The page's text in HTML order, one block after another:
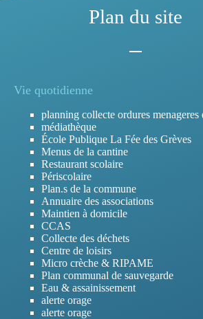
Plan du site
Vie quotidienne
planning collecte ordures menageres
médiathèque
École Publique La Fée des Grèves
Menus de la cantine
Restaurant scolaire
Périscolaire
Plan.s de la commune
Annuaire des associations
Maintien à domicile
CCAS
Collecte des déchets
Centre de loisirs
Micro crèche & RIPAME
Plan communal de sauvegarde
Eau & assainissement
alerte orage
alerte orage